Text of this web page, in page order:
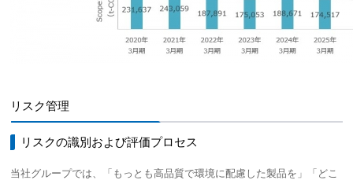
リスク管理
リスクの識別および評価プロセス
当社グループでは、「もっとも高品質で環境に配慮した製品を」「どこ